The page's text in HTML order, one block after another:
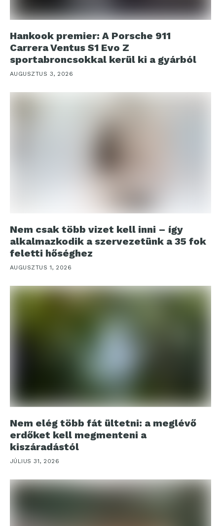
Hankook premier: A Porsche 911
Carrera Ventus S1 Evo Z
sportabroncsokkal kerül ki a gyárból
AUGUSZTUS 3, 2026
Nem csak több vizet kell inni – így
alkalmazkodik a szervezetünk a 35 fok
feletti hőséghez
AUGUSZTUS 1, 2026
Nem elég több fát ültetni: a meglévő
erdőket kell megmenteni a
kiszáradástól
JÚLIUS 31, 2026